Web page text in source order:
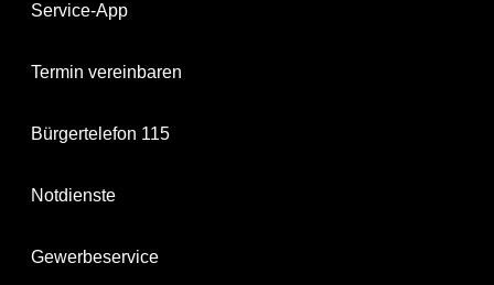
Service-App
Termin vereinbaren
Bürgertelefon 115
Notdienste
Gewerbeservice